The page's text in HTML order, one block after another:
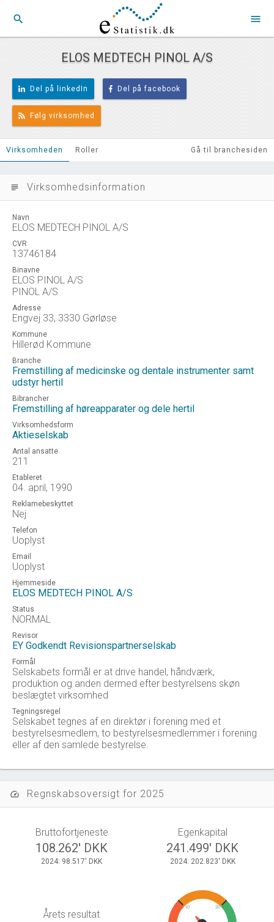
search menu
ELOS MEDTECH PINOL A/S
Del på linkedIn Del på facebook
Følg virksomhed
Virksomheden Roller Gå til branchesiden
subject Virksomhedsinformation
Navn
ELOS MEDTECH PINOL A/S
CVR
13746184
Binavne
ELOS PINOL A/S
PINOL A/S
Adresse
Engvej 33, 3330 Gørløse
Kommune
Hillerød Kommune
Branche
Fremstilling af medicinske og dentale instrumenter samt
udstyr hertil
Bibrancher
Fremstilling af høreapparater og dele hertil
Virksomhedsform
Aktieselskab
Antal ansatte
211
Etableret
04. april, 1990
Reklamebeskyttet
Nej
Telefon
Uoplyst
Email
Uoplyst
Hjemmeside
ELOS MEDTECH PINOL A/S
Status
NORMAL
Revisor
EY Godkendt Revisionspartnerselskab
Formål
Selskabets formål er at drive handel, håndværk,
produktion og anden dermed efter bestyrelsens skøn
beslægtet virksomhed
Tegningsregel
Selskabet tegnes af en direktør i forening med et
bestyrelsesmedlem, to bestyrelsesmedlemmer i forening
eller af den samlede bestyrelse.
speed Regnskabsoversigt for 2025
Bruttofortjeneste
108.262' DKK
2024: 98.517' DKK
Egenkapital
241.499' DKK
2024: 202.823' DKK
Årets resultat
10 20